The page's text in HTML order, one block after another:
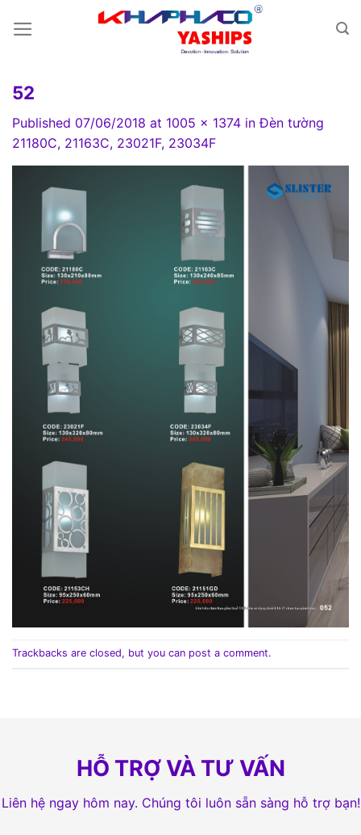
52
Published 07/06/2018 at 1005 × 1374 inĐèn tường
21180C, 21163C, 23021F, 23034F
Trackbacks are closed, but you can post a comment.
HỖ TRỢ VÀ TƯ VẤN
Liên hệ ngay hôm nay. Chúng tôi luôn sẵn sàng hỗ trợ bạn!